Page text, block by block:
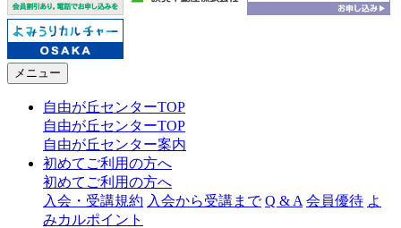
メニュー
自由が丘センターTOP
自由が丘センターTOP
自由が丘センター案内
初めてご利用の方へ
初めてご利用の方へ
入会・受講規約 入会から受講まで Q & A 会員優待 よ
みカルポイント